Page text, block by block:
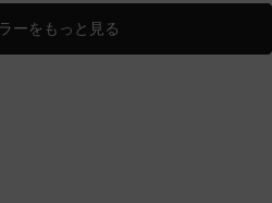
ーをもっと見る